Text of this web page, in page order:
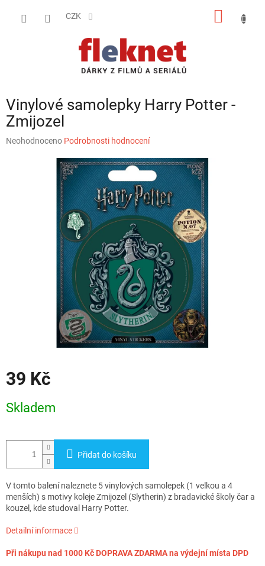
CZK
Vinylové samolepky Harry Potter -
Zmijozel
Průměrné
Neohodnoceno Podrobnosti hodnocení
39 Kč
cena:
Skladem
Přidat do košíku
V tomto balení naleznete 5 vinylových samolepek (1 velkou a 4
menších) s motivy koleje Zmijozel (Slytherin) z bradavické školy čar a
kouzel, kde studoval Harry Potter.
Detailní informace
Při nákupu nad 1000 Kč DOPRAVA ZDARMA na výdejní místa DPD